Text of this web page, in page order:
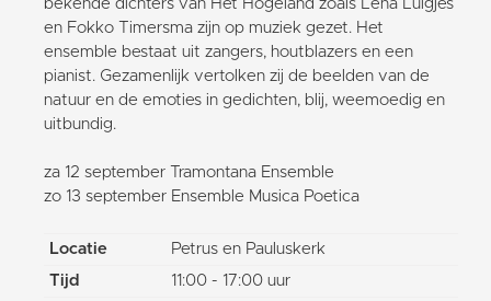
bekende dichters van Het Hogeland zoals Lena Luigjes
en Fokko Timersma zijn op muziek gezet. Het
ensemble bestaat uit zangers, houtblazers en een
pianist. Gezamenlijk vertolken zij de beelden van de
natuur en de emoties in gedichten, blij, weemoedig en
uitbundig.
za 12 september Tramontana Ensemble
zo 13 september Ensemble Musica Poetica
Locatie
Petrus en Pauluskerk
Tijd
11:00 - 17:00 uur